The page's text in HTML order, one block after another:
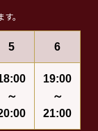
。
5 6
～
19:00
～
21:00